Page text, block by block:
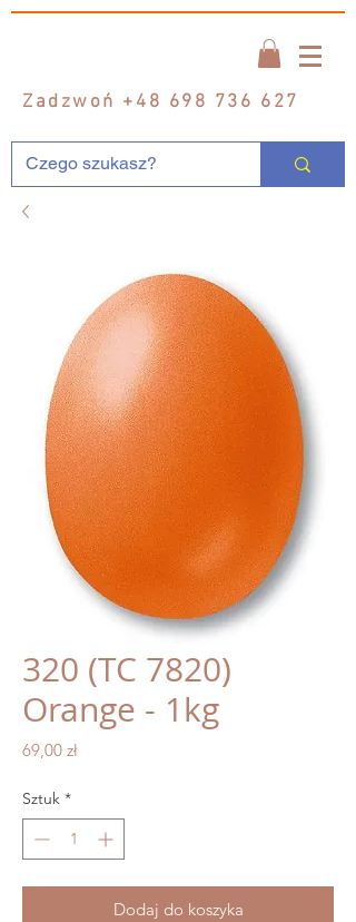
Zadzwoń +48 698 736 627
320 (TC 7820)
Orange - 1kg
69,00 złCena
Sztuk *
Dodaj do koszyka